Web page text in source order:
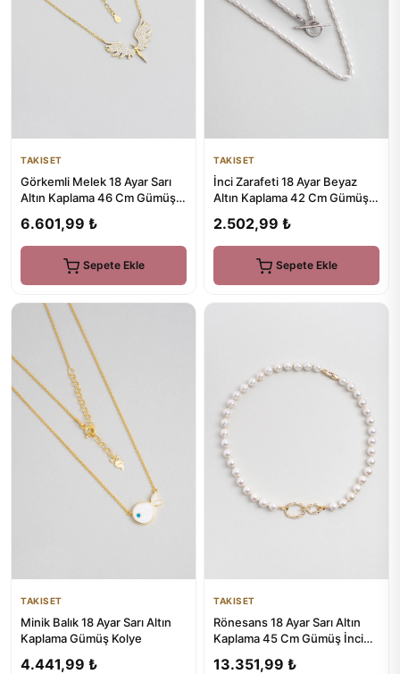
TAKISET
Görkemli Melek 18 Ayar Sarı
Altın Kaplama 46 Cm Gümüş
6.601,99 ₺
Sepete Ekle
TAKISET
İnci Zarafeti 18 Ayar Beyaz
Altın Kaplama 42 Cm Gümüş
2.502,99 ₺
Sepete Ekle
TAKISET
Minik Balık 18 Ayar Sarı Altın
Kaplama Gümüş Kolye
4.441,99 ₺
TAKISET
Rönesans 18 Ayar Sarı Altın
Kaplama 45 Cm Gümüş İnci
13.351,99 ₺